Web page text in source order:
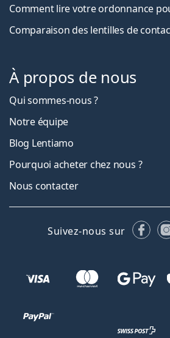
Comment lire votre ordonnance
Comparaison des lentilles de
À propos de nous
Qui sommes-nous ?
Notre équipe
Blog Lentiamo
Pourquoi acheter chez nous ?
Nous contacter
Suivez-nous sur